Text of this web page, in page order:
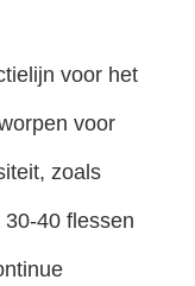
voor het
voor
zoals
40 flessen